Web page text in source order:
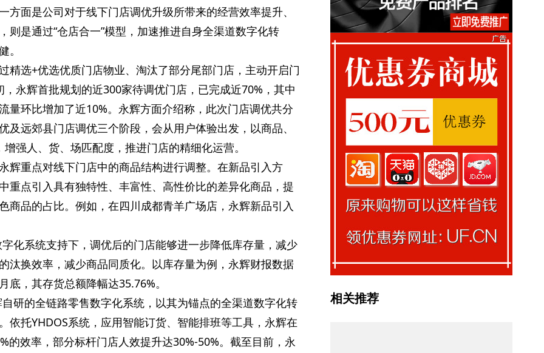
方面是公司对于线下门店调优升级所带来的经营效率提升、
则是通过“仓店合一”模型，加速推进自身全渠道数字化转
。
精选+优选优质门店物业、淘汰了部分尾部门店，主动开启门
永辉首批规划的近300家待调优门店，已完成近70%，其中
量环比增加了近10%。永辉方面介绍称，此次门店调优共分
及远郊县门店调优三个阶段，会从用户体验出发，以商品、
强人、货、场匹配度，推进门店的精细化运营。
辉重点对线下门店中的商品结构进行调整。在新品引入方
重点引入具有独特性、丰富性、高性价比的差异化商品，提
商品的占比。例如，在四川成都青羊广场店，永辉新品引入
化系统支持下，调优后的门店能够进一步降低库存量，减少
汰换效率，减少商品同质化。以库存量为例，永辉财报数据
，其存货总额降幅达35.76%。
研的全链路零售数字化系统，以其为锚点的全渠道数字化转
依托YHDOS系统，应用智能订货、智能排班等工具，永辉在
的效率，部分标杆门店人效提升达30%-50%。截至目前，永
相关推荐